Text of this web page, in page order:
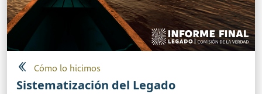
Cómo lo hicimos
Sistematización del Legado